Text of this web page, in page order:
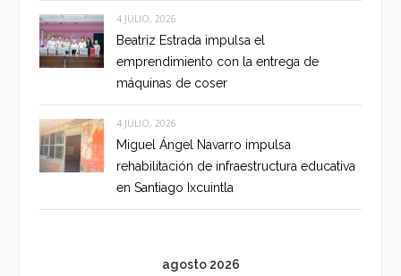
4 JULIO, 2026
Beatriz Estrada impulsa el
emprendimiento con la entrega de
máquinas de coser
4 JULIO, 2026
Miguel Ángel Navarro impulsa
rehabilitación de infraestructura educativa
en Santiago Ixcuintla
agosto 2026